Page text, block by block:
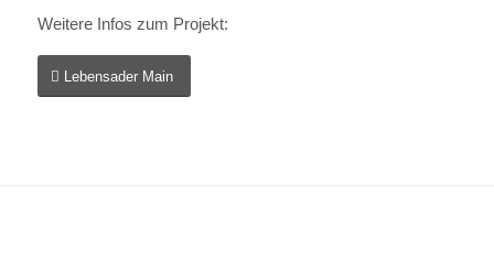
Weitere Infos zum Projekt:
Lebensader Main